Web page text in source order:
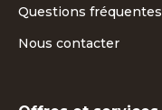
Questions fréquentes
Nous contacter